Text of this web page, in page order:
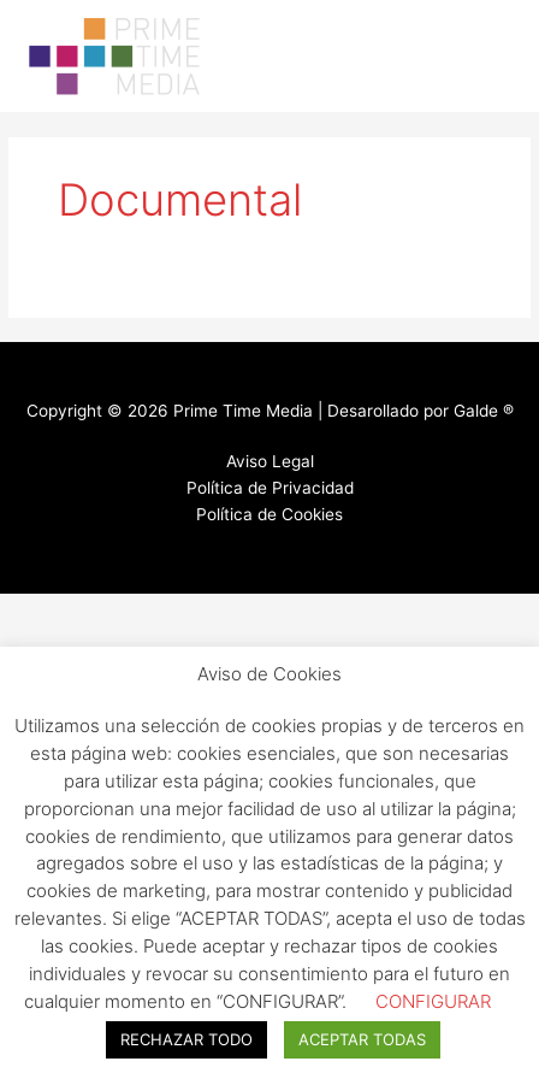
contenido
Documental
Copyright © 2026 Prime Time Media | Desarollado por Galde ®
Aviso Legal
Política de Privacidad
Política de Cookies
Aviso de Cookies
Utilizamos una selección de cookies propias y de terceros en
esta página web: cookies esenciales, que son necesarias
para utilizar esta página; cookies funcionales, que
proporcionan una mejor facilidad de uso al utilizar la página;
cookies de rendimiento, que utilizamos para generar datos
agregados sobre el uso y las estadísticas de la página; y
cookies de marketing, para mostrar contenido y publicidad
relevantes. Si elige “ACEPTAR TODAS”, acepta el uso de todas
las cookies. Puede aceptar y rechazar tipos de cookies
individuales y revocar su consentimiento para el futuro en
cualquier momento en “CONFIGURAR”.
CONFIGURAR
RECHAZAR TODO ACEPTAR TODAS